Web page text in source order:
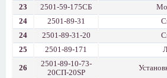
23 2501-59-175СБ
24
2501-89-31
24
2501-89-31-20
25
2501-89-171
26
2501-89-10-73-
20СП-20SP